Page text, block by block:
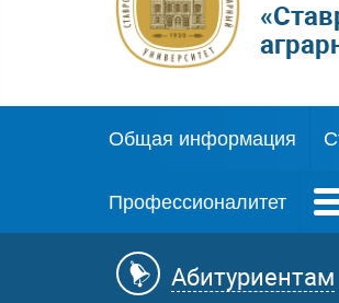
Общая информация
Профессионалитет
Абитуриентам